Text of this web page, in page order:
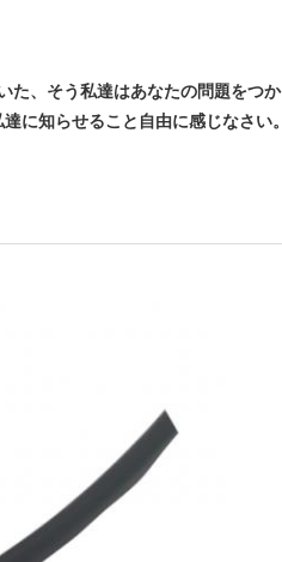
た、そう私達はあなたの問題をつか
に知らせること自由に感じなさい。